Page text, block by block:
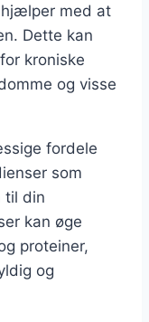
med at
Dette kan
kroniske
og visse
fordele
som
til din
kan øge
proteiner,
og